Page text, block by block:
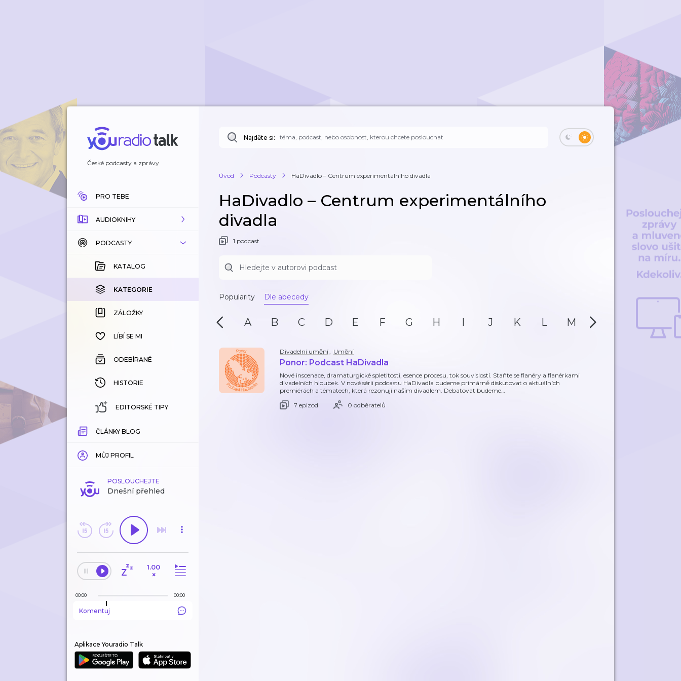
České podcasty a zprávy
PRO TEBE
AUDIOKNIHY
KATALOG
KOUPENÉ
KATEGORIE
ZÁLOŽKY
HISTORIE
PODCASTY
KATALOG
KATEGORIE
ZÁLOŽKY
LÍBÍ SE MI
ODEBÍRANÉ
HISTORIE
EDITORSKÉ TIPY
ČLÁNKY BLOG
MŮJ PROFIL
POSLOUCHEJTE
Dnešní přehled
1.00
×
00:00 00:00
Komentuj
Aplikace Youradio Talk
Najděte si:
Úvod Podcasty HaDivadlo –⁠ Centrum experimentálního divadla
HaDivadlo –⁠ Centrum experimentálního
divadla
1 podcast
Popularity Dle abecedy
A B C D E F G H I J K L M N
Divadelní umění, Umění
Ponor: Podcast HaDivadla
Nové inscenace, dramaturgické spletitosti, esence procesu, tok souvislostí. Staňte se flanéry a flanérkami
divadelních hloubek. V nové sérii podcastu HaDivadla budeme primárně diskutovat o aktuálních
premiérách a tématech, která rezonují naším divadlem. Debatovat budeme…
7 epizod
0 odběratelů